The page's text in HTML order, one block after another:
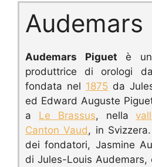
Audemars
Audemars Piguet è
produttrice di orologi
fondata nel 1875 da
ed Edward Auguste
a Le Brassus, nella
Canton Vaud , in Svizzera.
dei fondatori, Jasmine
di Jules-Louis